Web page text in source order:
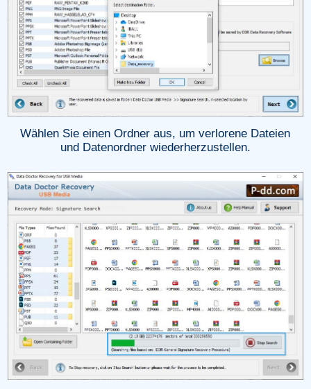
Wählen Sie einen Ordner aus, um verlorene Dateien
und Datenordner wiederherzustellen.